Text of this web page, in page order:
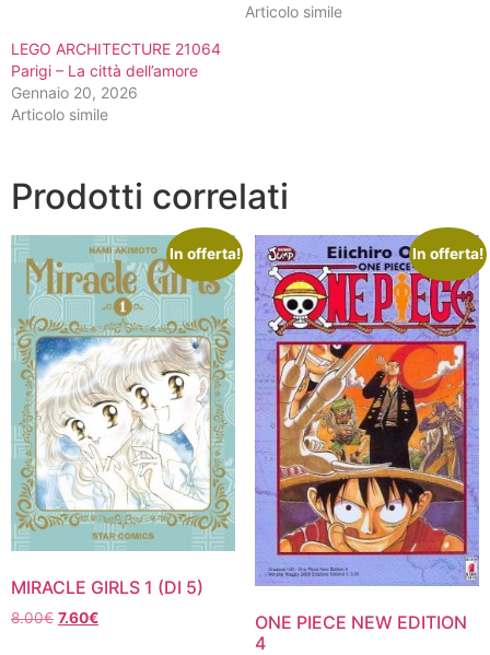
Articolo simile
LEGO ARCHITECTURE 21064
Parigi – La città dell’amore
Gennaio 20, 2026
Articolo simile
Prodotti correlati
In offerta!
MIRACLE GIRLS 1 (DI 5)
8.00€ Il
7.60€Il
In offerta!
ONE PIECE NEW EDITION
4